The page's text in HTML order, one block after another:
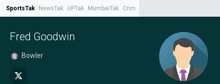
SportsTak NewsTak UPTak MumbaiTak CrimeTak
Fred Goodwin
Bowler